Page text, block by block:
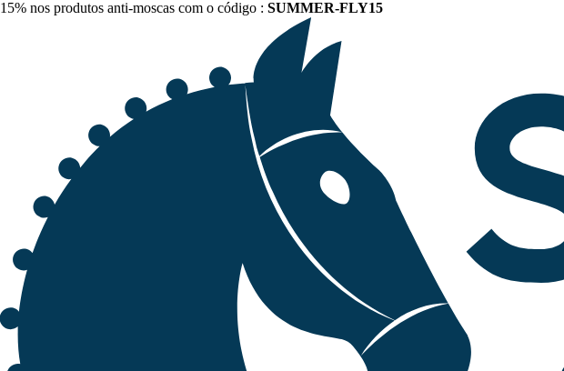
15% nos produtos anti-moscas com o código : SUMMER-FLY15